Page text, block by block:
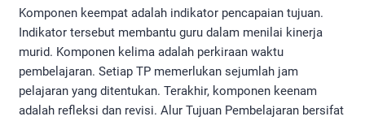
Komponen keempat adalah indikator pencapaian tujuan.
Indikator tersebut membantu guru dalam menilai kinerja
murid. Komponen kelima adalah perkiraan waktu
pembelajaran. Setiap TP memerlukan sejumlah jam
pelajaran yang ditentukan. Terakhir, komponen keenam
adalah refleksi dan revisi. Alur Tujuan Pembelajaran bersifat